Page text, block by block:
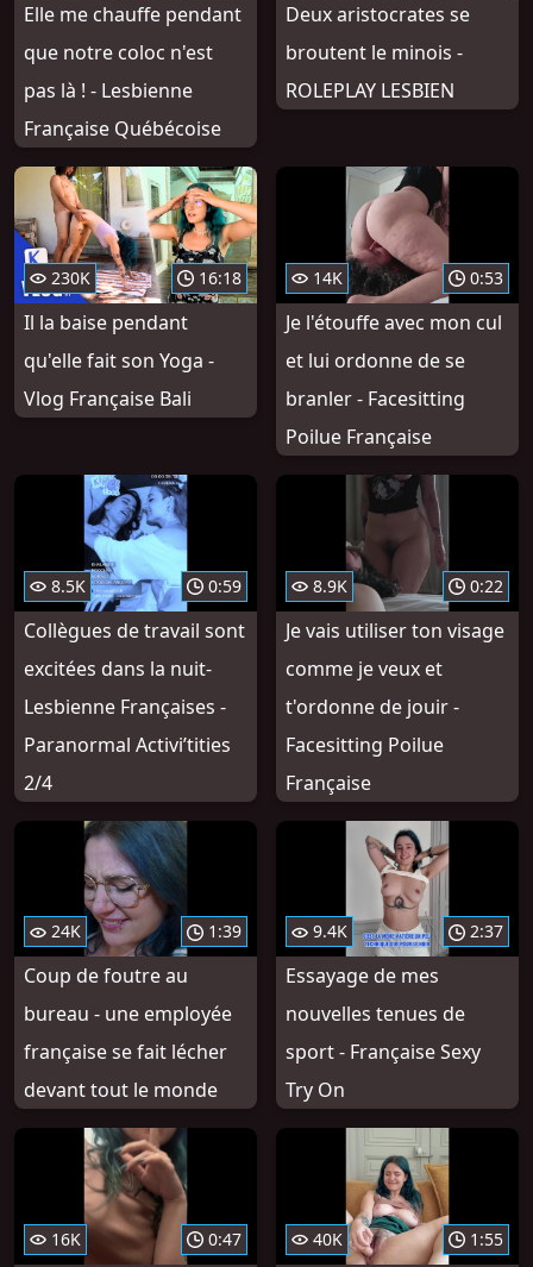
Elle me chauffe pendant
que notre coloc n'est
pas là ! - Lesbienne
Française Québécoise
Deux aristocrates se
broutent le minois -
ROLEPLAY LESBIEN
230K 16:18
Il la baise pendant
qu'elle fait son Yoga -
Vlog Française Bali
14K 0:53
Je l'étouffe avec mon cul
et lui ordonne de se
branler - Facesitting
Poilue Française
8.5K 0:59
Collègues de travail sont
excitées dans la nuit-
Lesbienne Françaises -
Paranormal Activi’tities
2/4
8.9K 0:22
Je vais utiliser ton visage
comme je veux et
t'ordonne de jouir -
Facesitting Poilue
Française
24K 1:39
Coup de foutre au
bureau - une employée
française se fait lécher
devant tout le monde
9.4K 2:37
Essayage de mes
nouvelles tenues de
sport - Française Sexy
Try On
16K 0:47 40K 1:55